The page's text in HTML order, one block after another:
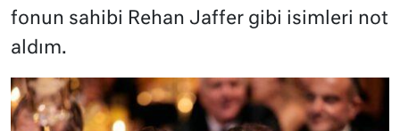
fonun sahibi Rehan Jaffer gibi isimleri not
aldım.